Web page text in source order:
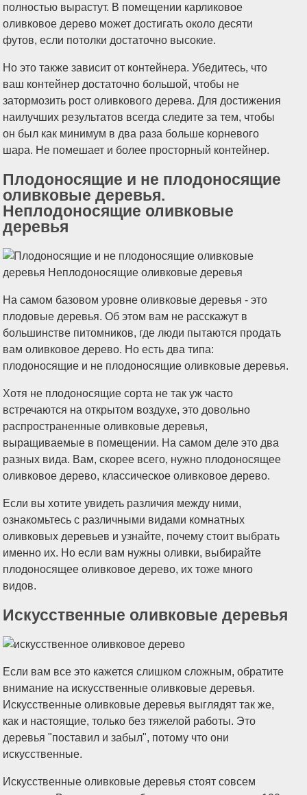
полностью вырастут. В помещении карликовое
оливковое дерево может достигать около десяти
футов, если потолки достаточно высокие.
Но это также зависит от контейнера. Убедитесь, что
ваш контейнер достаточно большой, чтобы не
затормозить рост оливкового дерева. Для достижения
наилучших результатов всегда следите за тем, чтобы
он был как минимум в два раза больше корневого
шара. Не помешает и более просторный контейнер.
Плодоносящие и не плодоносящие
оливковые деревья.
Неплодоносящие оливковые
деревья
На самом базовом уровне оливковые деревья - это
плодовые деревья. Об этом вам не расскажут в
большинстве питомников, где люди пытаются продать
вам оливковое дерево. Но есть два типа:
плодоносящие и не плодоносящие оливковые деревья.
Хотя не плодоносящие сорта не так уж часто
встречаются на открытом воздухе, это довольно
распространенные оливковые деревья,
выращиваемые в помещении. На самом деле это два
разных вида. Вам, скорее всего, нужно плодоносящее
оливковое дерево, классическое оливковое дерево.
Если вы хотите увидеть различия между ними,
ознакомьтесь с различными видами комнатных
оливковых деревьев и узнайте, почему стоит выбрать
именно их. Но если вам нужны оливки, выбирайте
плодоносящее оливковое дерево, их тоже много
видов.
Искусственные оливковые деревья
Если вам все это кажется слишком сложным, обратите
внимание на искусственные оливковые деревья.
Искусственные оливковые деревья выглядят так же,
как и настоящие, только без тяжелой работы. Это
деревья "поставил и забыл", потому что они
искусственные.
Искусственные оливковые деревья стоят совсем